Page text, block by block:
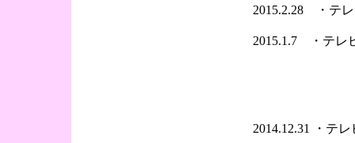
2015.2.28 ・テ
2015.1.7 ・テレ
2014.12.31 ・テ